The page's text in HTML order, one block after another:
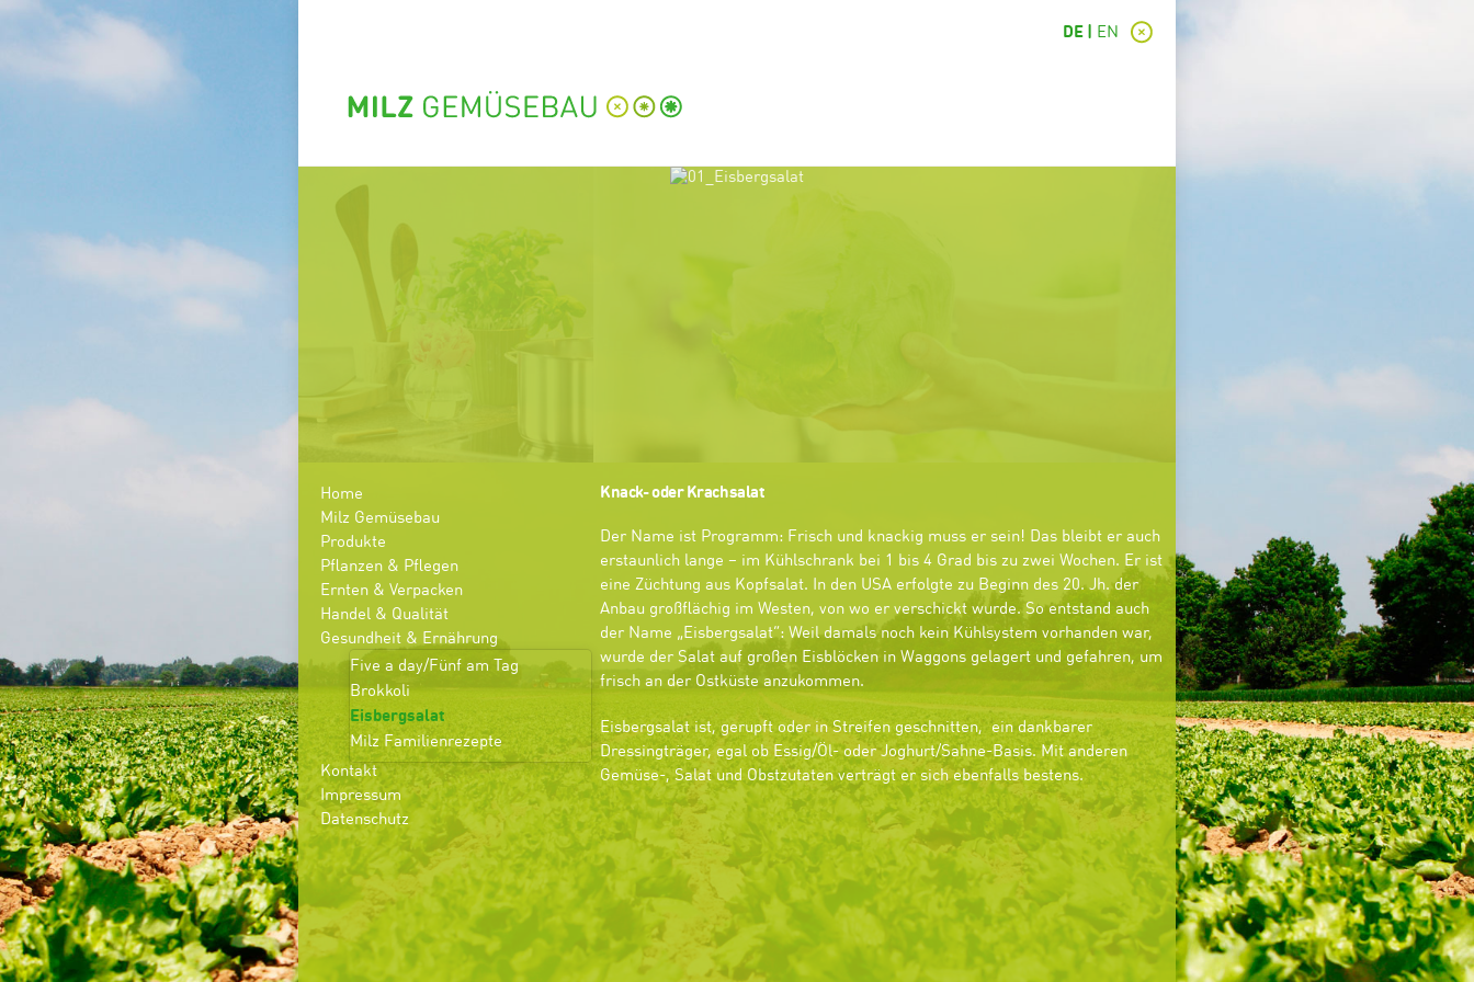
DE EN
Home
Milz Gemüsebau
Produkte
Pflanzen & Pflegen
Ernten & Verpacken
Handel & Qualität
Gesundheit & Ernährung
Five a day/Fünf am Tag
Brokkoli
Eisbergsalat
Milz Familienrezepte
Kontakt
Impressum
Datenschutz
Knack- oder Krachsalat
Der Name ist Programm: Frisch und knackig muss er sein! Das bleibt er auch
erstaunlich lange – im Kühlschrank bei 1 bis 4 Grad bis zu zwei Wochen. Er ist
eine Züchtung aus Kopfsalat. In den USA erfolgte zu Beginn des 20. Jh. der
Anbau großflächig im Westen, von wo er verschickt wurde. So entstand auch
der Name „Eisbergsalat“: Weil damals noch kein Kühlsystem vorhanden war,
wurde der Salat auf großen Eisblöcken in Waggons gelagert und gefahren, um
frisch an der Ostküste anzukommen.
Eisbergsalat ist, gerupft oder in Streifen geschnitten, ein dankbarer
Dressingträger, egal ob Essig/Öl- oder Joghurt/Sahne-Basis. Mit anderen
Gemüse-, Salat und Obstzutaten verträgt er sich ebenfalls bestens.